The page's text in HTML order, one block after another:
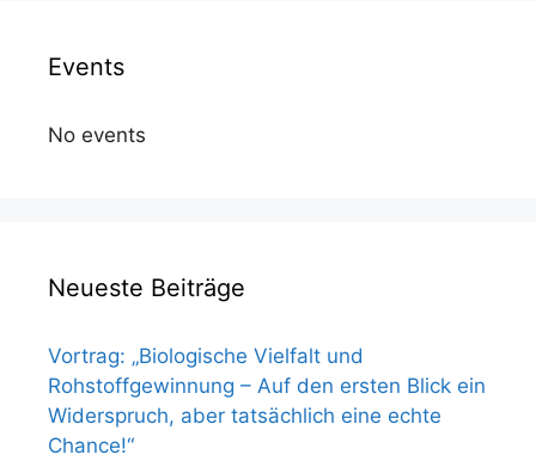
Events
No events
Neueste Beiträge
Vortrag: „Biologische Vielfalt und
Rohstoffgewinnung – Auf den ersten Blick ein
Widerspruch, aber tatsächlich eine echte
Chance!“